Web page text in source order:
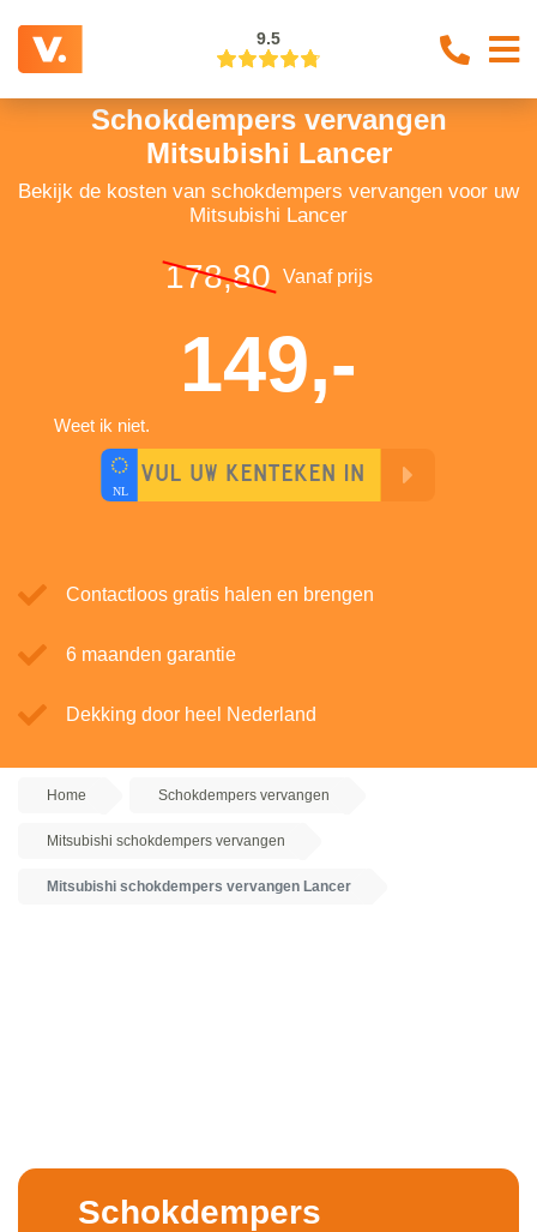
9.5
Schokdempers vervangen
Mitsubishi Lancer
Bekijk de kosten van schokdempers vervangen voor uw
Mitsubishi Lancer
178,80 Vanaf prijs
149,-
Weet ik niet.
Contactloos gratis halen en brengen
6 maanden garantie
Dekking door heel Nederland
Home Schokdempers vervangen
Mitsubishi schokdempers vervangen
Mitsubishi schokdempers vervangen Lancer
Schokdempers